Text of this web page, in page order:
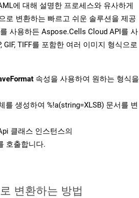
에 대해 설명한 프로세스와 유사하게
로 변환하는 빠르고 쉬운 솔루션을 제공
사용하든 Aspose.Cells Cloud API를 사
GIF, TIFF를 포함한 여러 이미지 형식으로
속성을 사용하여 원하는 형식을
를 생성하여 %!a(string=XLSB) 문서를 변
클래스 인스턴스의
호출합니다.
변환하는 방법